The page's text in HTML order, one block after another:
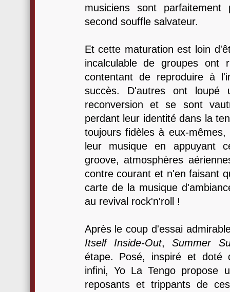
musiciens sont
second souffle salvateur.
Et cette maturation est loin
incalculable de groupes ont
contentant de reproduire à
succès. D'autres ont loupé
reconversion et se sont
perdant leur identité dans la
toujours fidèles à eux-
leur musique en appuyant
groove, atmosphères
contre courant et n'en faisant
carte de la musique
au revival rock'n'roll !
Après le coup d'essai
Itself Inside-Out,Summer
étape. Posé, inspiré et doté
infini, Yo La Tengo propose
reposants et trippants de